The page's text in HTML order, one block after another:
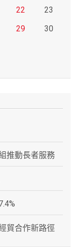
22
23
29
30
推動長者服務
貿合作新路徑